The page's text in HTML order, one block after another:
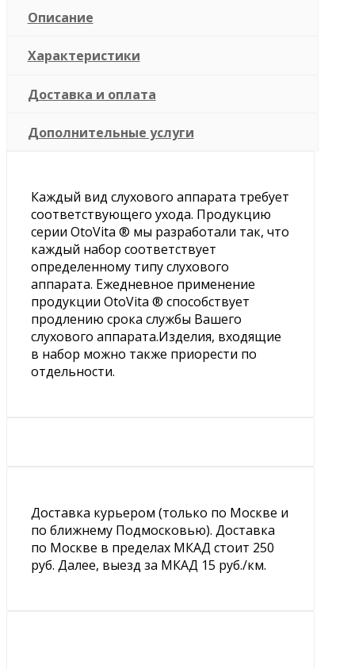
Описание
Характеристики
Доставка и оплата
Дополнительные услуги
Каждый вид слухового аппарата требует
соответствующего ухода. Продукцию
серии OtoVita ® мы разработали так, что
каждый набор соответствует
определенному типу слухового
аппарата. Ежедневное применение
продукции OtoVita ® способствует
продлению срока службы Вашего
слухового аппарата.Изделия, входящие
в набор можно также приорести по
отдельности.
Доставка курьером (только по Москве и
по ближнему Подмосковью). Доставка
по Москве в пределах МКАД стоит 250
руб. Далее, выезд за МКАД 15 руб./км.